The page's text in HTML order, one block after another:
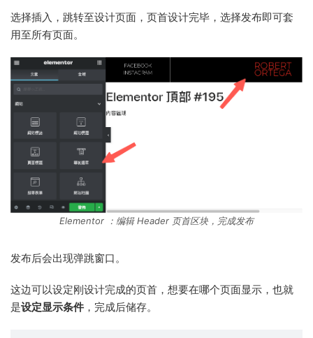
选择插入，跳转至设计页面，页首设计完毕，选择发布即可套
用至所有页面。
Elementor ：编辑 Header 页首区块，完成发布
发布后会出现弹跳窗口。
这边可以设定刚设计完成的页首，想要在哪个页面显示，也就
是设定显示条件 ，完成后储存。